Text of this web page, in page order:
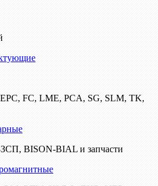
FC, LME, PCA, SG, SLM, TK,
BISON-BIAL и запчасти